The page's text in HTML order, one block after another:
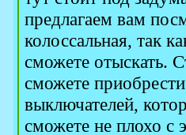
предлагаем вам
колоссальная, так
сможете отыскать.
сможете
выключателей,
сможете не плохо с